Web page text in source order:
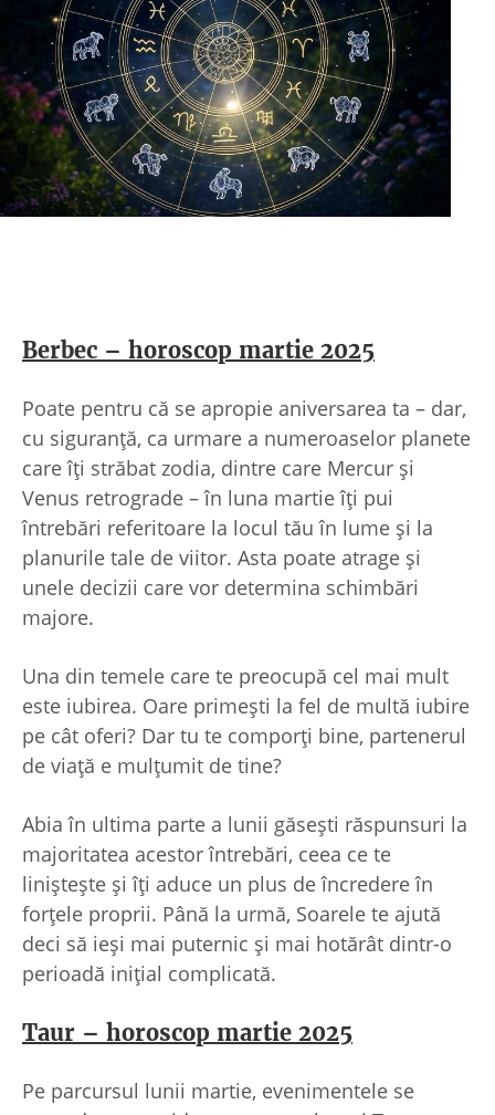
Berbec – horoscop martie 2025
Poate pentru că se apropie aniversarea ta – dar,
cu siguranță, ca urmare a numeroaselor planete
care îți străbat zodia, dintre care Mercur și
Venus retrograde – în luna martie îți pui
întrebări referitoare la locul tău în lume și la
planurile tale de viitor. Asta poate atrage și
unele decizii care vor determina schimbări
majore.
Una din temele care te preocupă cel mai mult
este iubirea. Oare primești la fel de multă iubire
pe cât oferi? Dar tu te comporți bine, partenerul
de viață e mulțumit de tine?
Abia în ultima parte a lunii găsești răspunsuri la
majoritatea acestor întrebări, ceea ce te
liniștește și îți aduce un plus de încredere în
forțele proprii. Până la urmă, Soarele te ajută
deci să ieși mai puternic și mai hotărât dintr-o
perioadă inițial complicată.
Taur – horoscop martie 2025
Pe parcursul lunii martie, evenimentele se